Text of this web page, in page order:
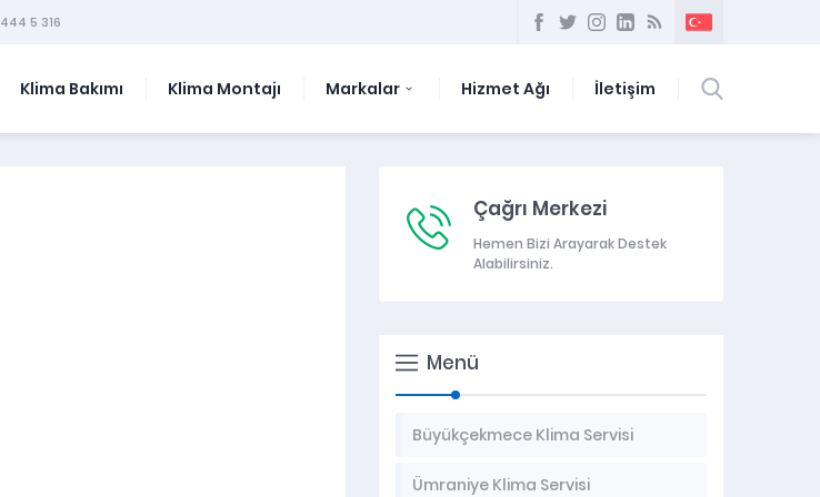
444 5 316
Klima Bakımı Klima Montajı Markalar Hizmet Ağı İletişim
Çağrı Merkezi
Hemen Bizi Arayarak Destek
Alabilirsiniz.
Menü
Büyükçekmece Klima Servisi
Ümraniye Klima Servisi